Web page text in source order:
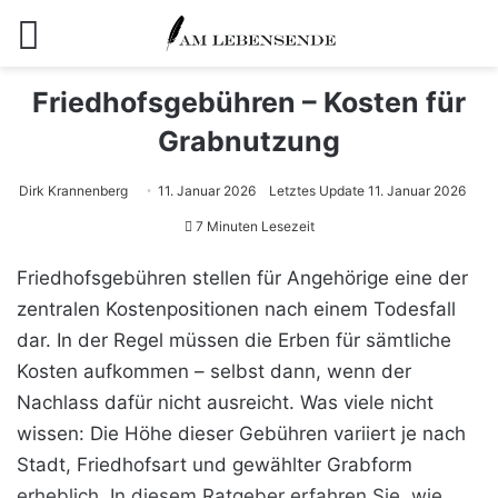
Friedhofsgebühren – Kosten für
Grabnutzung
Dirk Krannenberg 11. Januar 2026 Letztes Update 11. Januar 2026
7 Minuten Lesezeit
Friedhofsgebühren stellen für Angehörige eine der
zentralen Kostenpositionen nach einem Todesfall
dar. In der Regel müssen die Erben für sämtliche
Kosten aufkommen – selbst dann, wenn der
Nachlass dafür nicht ausreicht. Was viele nicht
wissen: Die Höhe dieser Gebühren variiert je nach
Stadt, Friedhofsart und gewählter Grabform